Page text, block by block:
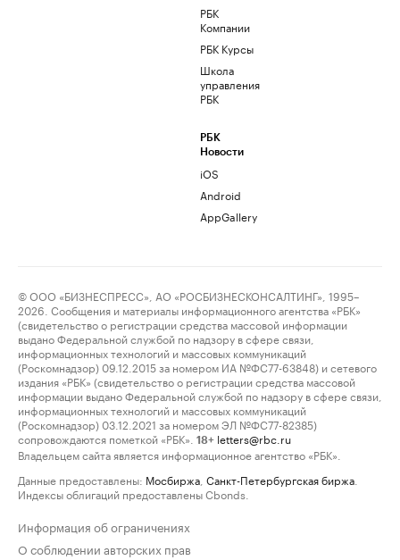
РБК
Компании
РБК Курсы
Школа
управления
РБК
РБК
Новости
iOS
Android
AppGallery
© ООО «БИЗНЕСПРЕСС», АО «РОСБИЗНЕСКОНСАЛТИНГ», 1995–
2026. Сообщения и материалы информационного агентства «РБК»
(свидетельство о регистрации средства массовой информации
выдано Федеральной службой по надзору в сфере связи,
информационных технологий и массовых коммуникаций
(Роскомнадзор) 09.12.2015 за номером ИА №ФС77-63848) и сетевого
издания «РБК» (свидетельство о регистрации средства массовой
информации выдано Федеральной службой по надзору в сфере связи,
информационных технологий и массовых коммуникаций
(Роскомнадзор) 03.12.2021 за номером ЭЛ №ФС77-82385)
сопровождаются пометкой «РБК».
18+ letters@rbc.ru
Владельцем сайта является информационное агентство «РБК».
Данные предоставлены: Мосбиржа Санкт-Петербургская биржа
Индексы облигаций предоставлены Cbonds.
Информация об ограничениях
О соблюдении авторских прав